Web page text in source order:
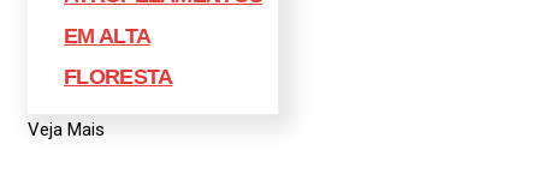
EM ALTA
FLORESTA
Veja Mais